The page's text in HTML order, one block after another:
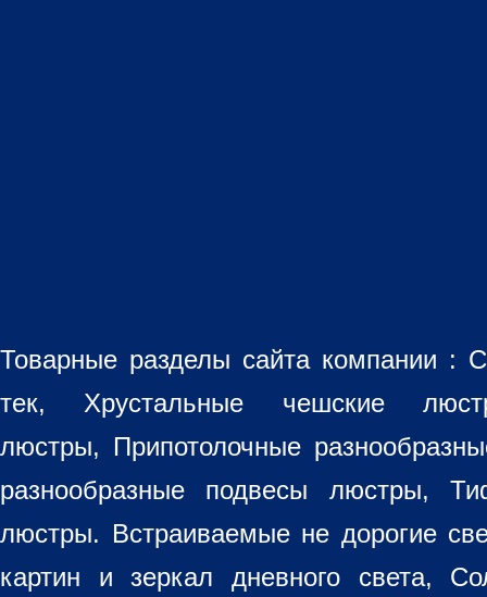
Товарные разделы сайта компании :
тек, Хрустальные чешские
люстры, Припотолочные
разнообразные подвесы люстры,
люстры. Встраиваемые не дорогие
картин и зеркал дневного света,